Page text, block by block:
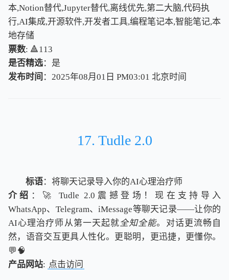
本,Notion替代,Jupyter替代,离线优先,第二大脑,代码执
行,AI集成,开源软件,开发者工具,编程笔记本,智能笔记,本
地存储
票数: 🔺113
是否精选：是
发布时间 ：2025年08月01日 PM03:01 北京时间
北京时间
17. Tudle 2.0
标语：将聊天记录导入你的AI心理治疗师
介绍 ：🚀 Tudle 2.0震撼登场！现在支持导入
WhatsApp、Telegram、iMessage等聊天记录——让你的
AI心理治疗师从第一天起就全知全能。对话更流畅自
然，语音交互更具人性化。更聪明，更迅捷，更懂你。
💬🧠
产品网站: 点击访问